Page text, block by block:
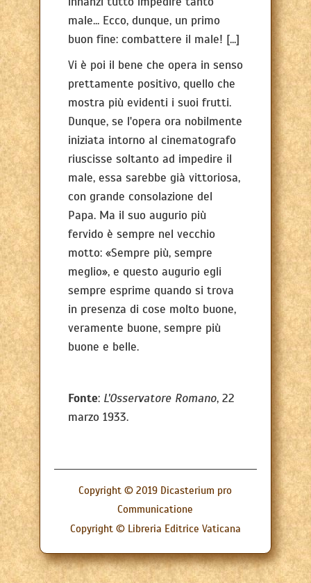
male... Ecco, dunque, un primo
buon fine: combattere il male! [...]
Vi è poi il bene che opera in senso
prettamente positivo, quello che
mostra più evidenti i suoi frutti.
Dunque, se l'opera ora nobilmente
iniziata intorno al cinematografo
riuscisse soltanto ad impedire il
male, essa sarebbe già vittoriosa,
con grande consolazione del
Papa. Ma il suo augurio più
fervido è sempre nel vecchio
motto: «Sempre più, sempre
meglio», e questo augurio egli
sempre esprime quando si trova
in presenza di cose molto buone,
veramente buone, sempre più
buone e belle.
Fonte: L'Osservatore Romano, 22
marzo 1933.
Copyright © 2019 Dicasterium pro
Communicatione
Copyright © Libreria Editrice Vaticana